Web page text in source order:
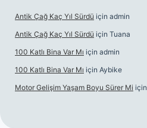
Antik Çağ Kaç Yıl Sürdü için admin
Antik Çağ Kaç Yıl Sürdü için Tuana
100 Katlı Bina Var Mı için admin
100 Katlı Bina Var Mı için Aybike
Motor Gelişim Yaşam Boyu Sürer Mi için